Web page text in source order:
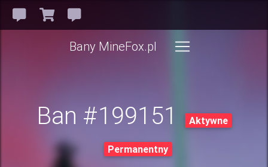
Bany MineFox.pl
Ban #199151 Aktywne
Permanentny